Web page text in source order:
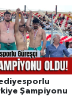
Şampiyonu